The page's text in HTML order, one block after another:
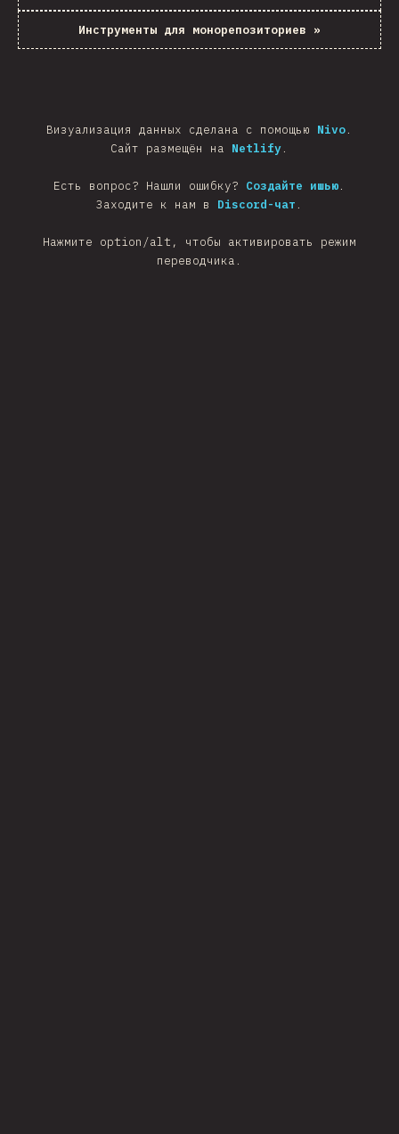
Инструменты для монорепозиториев »
Визуализация данных сделана с помощью Nivo.
Сайт размещён на Netlify.
Есть вопрос? Нашли ошибку? Создайте ишью.
Заходите к нам в Discord-чат .
Нажмите option/alt, чтобы активировать режим
переводчика.